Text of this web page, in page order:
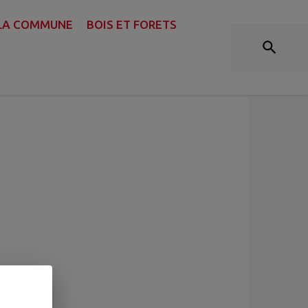
COMMUNE BOIS ET FORETS